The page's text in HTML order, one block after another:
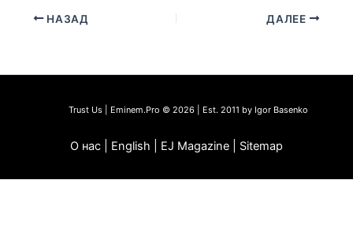
НАЗАД ДАЛЕЕ
Trust Us | Eminem.Pro © 2026 | Est. 2011 by Igor Basenko
О нас | English | EJ Magazine | Sitemap